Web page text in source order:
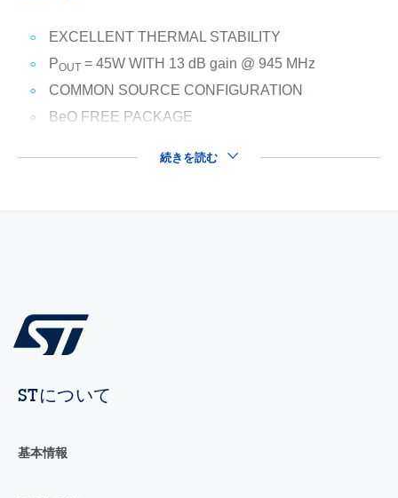
EXCELLENT THERMAL STABILITY
POUT= 45W WITH 13 dB gain @ 945 MHz
COMMON SOURCE CONFIGURATION
BeO FREE PACKAGE
続きを読む
STについて
基本情報